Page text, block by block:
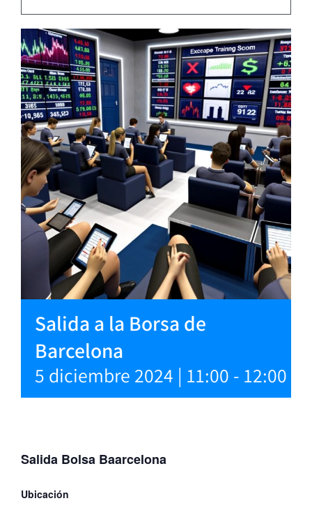
Salida a la Borsa de
Barcelona
5 diciembre 2024 | 11:00 - 12:00
Salida Bolsa Baarcelona
Ubicación